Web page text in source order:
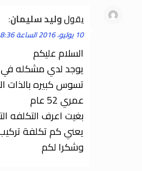
يقولوليد سليمان:
10 يوليو، 2016 الساعة 8:36 ص
السلام عليكم
يوجد لدي مشكله
تسوس كبيره بالذات
عمري 52 عام
بغيت اعرف التكلفه
يعني كم تكلفة
وشكرا لكم